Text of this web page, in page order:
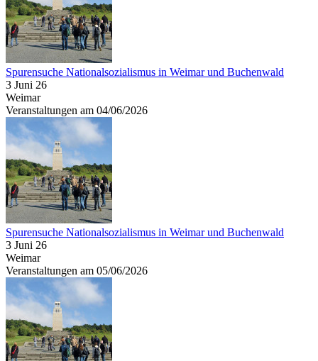
Spurensuche Nationalsozialismus in Weimar und Buchenwald
3 Juni 26
Weimar
Veranstaltungen am 04/06/2026
Spurensuche Nationalsozialismus in Weimar und Buchenwald
3 Juni 26
Weimar
Veranstaltungen am 05/06/2026